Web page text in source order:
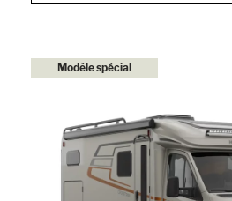
Modèle spécial